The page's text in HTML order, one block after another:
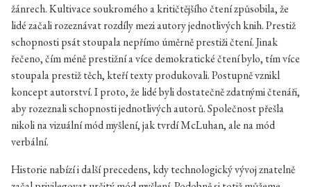
žánrech. Kultivace soukromého a kritičtějšího čtení způsobila, že
lidé začali rozeznávat rozdíly mezi autory jednotlivých knih. Prestiž
schopnosti psát stoupala nepřímo úměrně prestiži čtení. Jinak
řečeno, čím méně prestižní a více demokratické čtení bylo, tím více
stoupala prestiž těch, kteří texty produkovali. Postupně vznikl
koncept autorství. I proto, že lidé byli dostatečně zdatnými čtenáři,
aby rozeznali schopnosti jednotlivých autorů. Společnost přešla
nikoli na vizuální mód myšlení, jak tvrdí McLuhan, ale na mód
verbální.
Historie nabízí i další precedens, kdy technologický vývoj znatelně